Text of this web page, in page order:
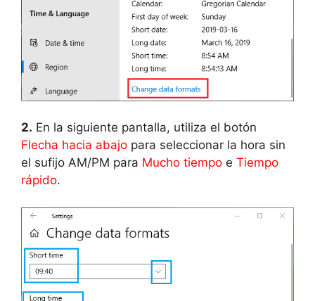
2. En la siguiente pantalla, utiliza el botón
Flecha hacia abajo para seleccionar la hora sin
el sufijo AM/PM para Mucho tiempo e Tiempo
rápido.